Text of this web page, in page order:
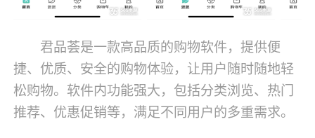
君品荟是一款高品质的购物软件，提供便
捷、优质、安全的购物体验，让用户随时随地轻
松购物。软件内功能强大，包括分类浏览、热门
推荐、优惠促销等，满足不同用户的多重需求。